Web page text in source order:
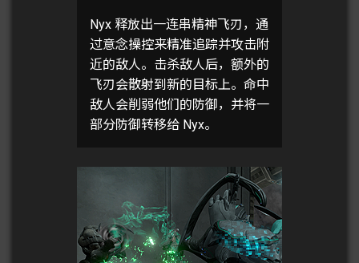
Nyx 释放出一连串精神飞刃，通
过意念操控来精准追踪并攻击附
近的敌人。击杀敌人后，额外的
飞刃会散射到新的目标上。命中
敌人会削弱他们的防御，并将一
部分防御转移给 Nyx。